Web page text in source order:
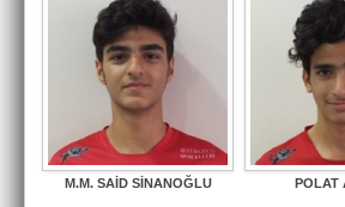
M.M. SAİD SİNANOĞLU POLAT